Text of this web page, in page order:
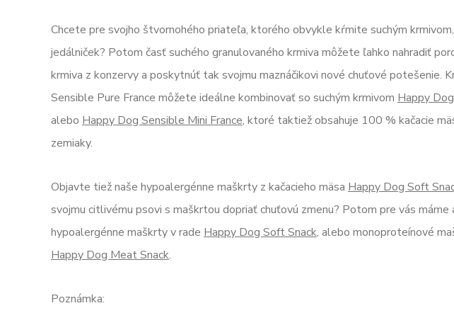
Chcete pre svojho štvornohého priateľa, ktorého obvykle kŕmite suchým
jedálniček? Potom časť suchého granulovaného krmiva môžete ľahko nahradiť
krmiva z konzervy a poskytnúť tak svojmu maznáčikovi nové chuťové potešenie.
Sensible Pure France môžete ideálne kombinovať so suchým krmivom Happy
alebo Happy Dog Sensible Mini France, ktoré taktiež obsahuje 100 % kačacie
zemiaky.
Objavte tiež naše hypoalergénne maškrty z kačacieho mäsa Happy Dog Soft
svojmu citlivému psovi s maškrtou dopriať chuťovú zmenu? Potom pre vás máme
hypoalergénne maškrty v rade Happy Dog Soft Snack, alebo monoproteínové
Happy Dog Meat Snack.
Poznámka: